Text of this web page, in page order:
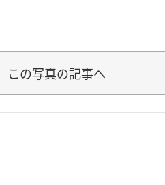
この写真の記事へ